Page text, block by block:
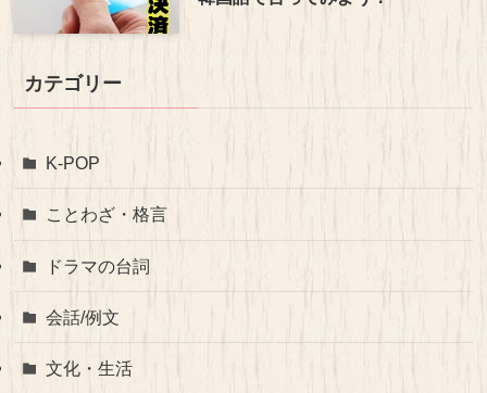
カテゴリー
K-POP
ことわざ・格言
ドラマの台詞
会話/例文
文化・生活